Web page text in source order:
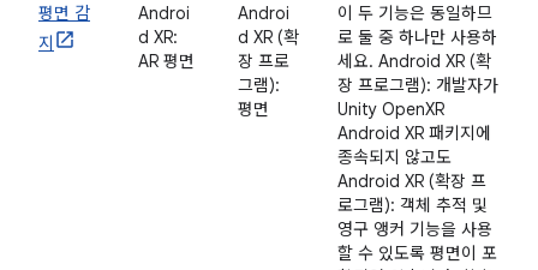
평면 감
지
Androi
d XR:
AR 평면
Androi
d XR (확
장 프로
그램):
평면
이 두 기능은 동일하므
로 둘 중 하나만 사용하
세요. Android XR (확
장 프로그램): 개발자가
Unity OpenXR
Android XR 패키지에
종속되지 않고도
Android XR (확장 프
로그램): 객체 추적 및
영구 앵커 기능을 사용
할 수 있도록 평면이 포